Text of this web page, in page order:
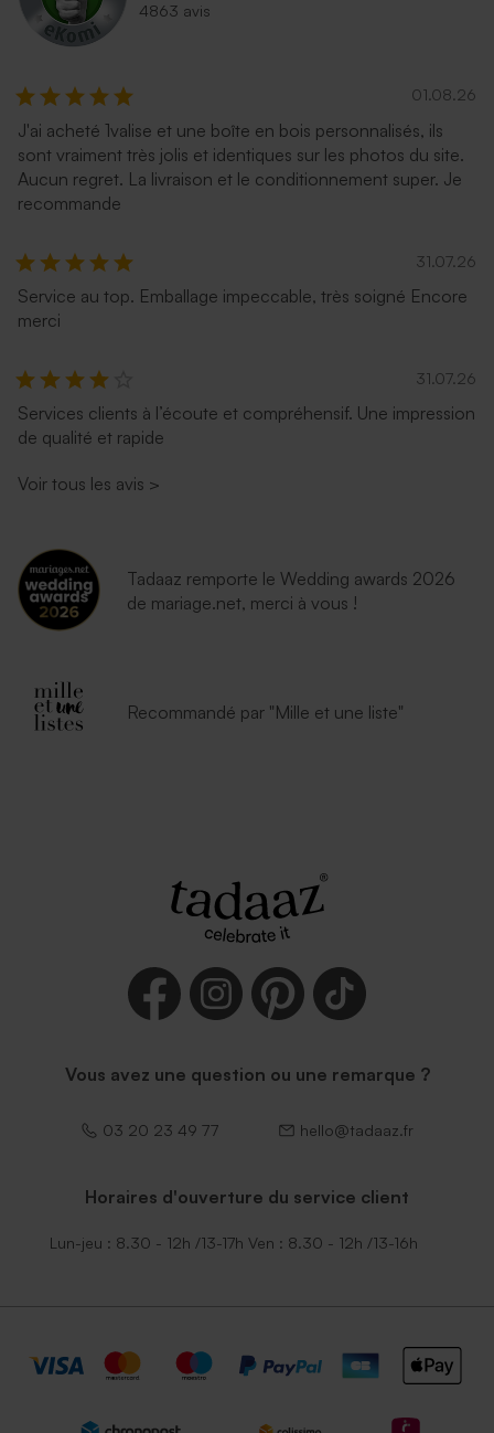
4863 avis
01.08.26
J'ai acheté 1valise et une boîte en bois personnalisés, ils
sont vraiment très jolis et identiques sur les photos du site.
Aucun regret. La livraison et le conditionnement super. Je
recommande
31.07.26
Service au top. Emballage impeccable, très soigné Encore
merci
31.07.26
Services clients à l’écoute et compréhensif. Une impression
de qualité et rapide
Voir tous les avis >
Tadaaz remporte le Wedding awards 2026
de mariage.net, merci à vous !
Recommandé par "Mille et une liste"
Vous avez une question ou une remarque ?
03 20 23 49 77 hello@tadaaz.fr
Horaires d'ouverture du service client
Lun-jeu : 8.30 - 12h /13-17h Ven : 8.30 - 12h /13-16h